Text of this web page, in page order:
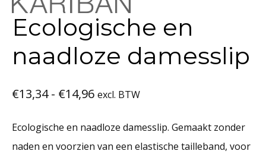
Ecologische en
naadloze damesslip
€13,34 - €14,96Prijsklasse:
tot
excl. BTW
Ecologische en naadloze damesslip. Gemaakt zonder
naden en voorzien van een elastische tailleband, voor